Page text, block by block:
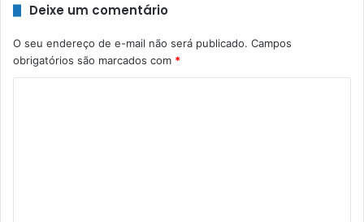
Deixe um comentário
O seu endereço de e-mail não será publicado. Campos
obrigatórios são marcados com *